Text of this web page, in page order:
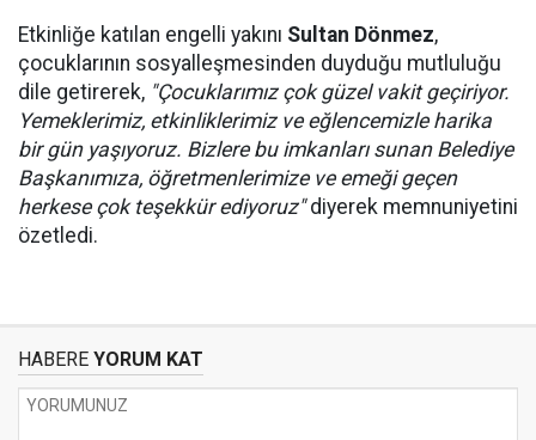
Etkinliğe katılan engelli yakını Sultan Dönmez,
çocuklarının sosyalleşmesinden duyduğu mutluluğu
dile getirerek, "Çocuklarımız çok güzel vakit geçiriyor.
Yemeklerimiz, etkinliklerimiz ve eğlencemizle harika
bir gün yaşıyoruz. Bizlere bu imkanları sunan Belediye
Başkanımıza, öğretmenlerimize ve emeği geçen
herkese çok teşekkür ediyoruz"diyerek memnuniyetini
özetledi.
HABERE YORUM KAT